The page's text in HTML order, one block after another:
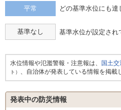
平常 どの基準水位にも達
基準なし 基準水位が設定され
水位情報や氾濫警報・注意報は、 国土
ト） 、自治体が発表している情報を掲載
発表中の防災情報